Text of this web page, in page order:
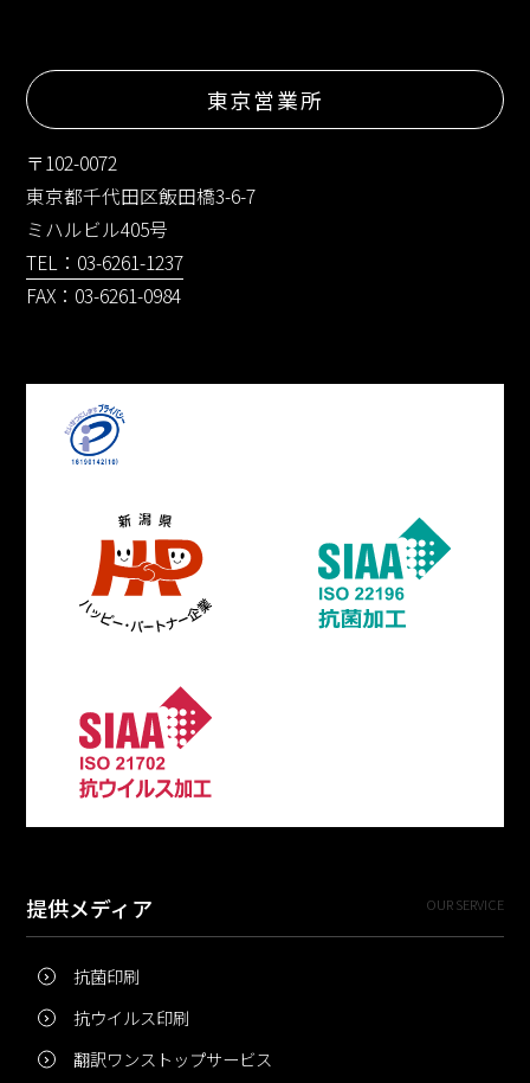
東京営業所
〒102-0072
東京都千代田区飯田橋3-6-7
ミハルビル405号
TEL：03-6261-1237
FAX：03-6261-0984
提供メディア OUR SERVICE
抗菌印刷
抗ウイルス印刷
翻訳ワンストップサービス